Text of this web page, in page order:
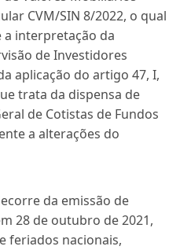
CVM/SIN 8/2022, o qual
interpretação da
de Investidores
aplicação do artigo 47, I,
trata da dispensa de
de Cotistas de Fundos
a alterações do
da emissão de
28 de outubro de 2021,
feriados nacionais,